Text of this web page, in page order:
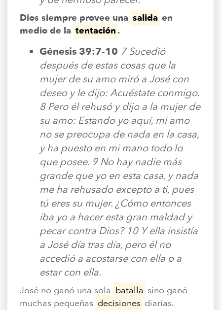
Dios siempre provee una salida en
medio de la tentación .
Génesis 39:7-10 7 Sucedió
después de estas cosas que la
mujer de su amo miró a José con
deseo y le dijo: Acuéstate conmigo.
8 Pero él rehusó y dijo a la mujer de
su amo: Estando yo aquí, mi amo
no se preocupa de nada en la casa,
y ha puesto en mi mano todo lo
que posee. 9 No hay nadie más
grande que yo en esta casa, y nada
me ha rehusado excepto a ti, pues
tú eres su mujer. ¿Cómo entonces
iba yo a hacer esta gran maldad y
pecar contra Dios? 10 Y ella insistía
a José día tras día, pero él no
accedió a acostarse con ella o a
estar con ella.
José no ganó una sola batalla sino ganó
muchas pequeñas decisiones diarias.